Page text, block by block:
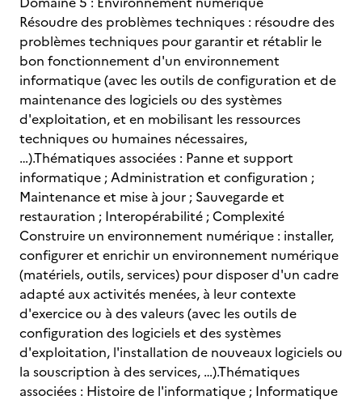
Résoudre des problèmes techniques : résoudre des
problèmes techniques pour garantir et rétablir le
bon fonctionnement d'un environnement
informatique (avec les outils de configuration et de
maintenance des logiciels ou des systèmes
d'exploitation, et en mobilisant les ressources
techniques ou humaines nécessaires,
…).Thématiques associées : Panne et support
informatique ; Administration et configuration ;
Maintenance et mise à jour ; Sauvegarde et
restauration ; Interopérabilité ; Complexité
Construire un environnement numérique : installer,
configurer et enrichir un environnement numérique
(matériels, outils, services) pour disposer d'un cadre
adapté aux activités menées, à leur contexte
d'exercice ou à des valeurs (avec les outils de
configuration des logiciels et des systèmes
d'exploitation, l'installation de nouveaux logiciels ou
la souscription à des services, …).Thématiques
associées : Histoire de l'informatique ; Informatique